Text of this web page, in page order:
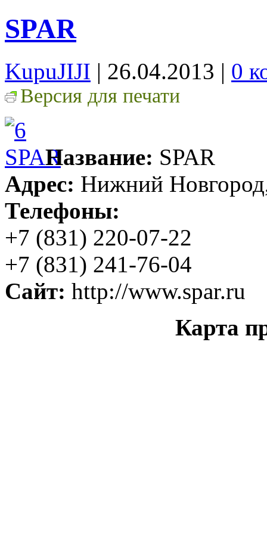
SPAR
KupuJIJI | 26.04.2013 | 0
Версия для печати
Название: SPAR
Адрес: Нижний
Телефоны:
+7 (831) 220-07-22
+7 (831) 241-76-04
Сайт: http://www.spar.ru
Карта